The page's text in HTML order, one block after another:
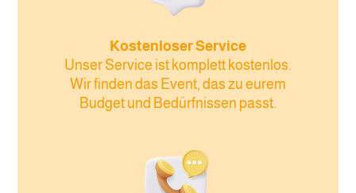
Kostenloser Service
Unser Service ist komplett kostenlos.
Wir finden das Event, das zu eurem
Budget und Bedürfnissen passt.